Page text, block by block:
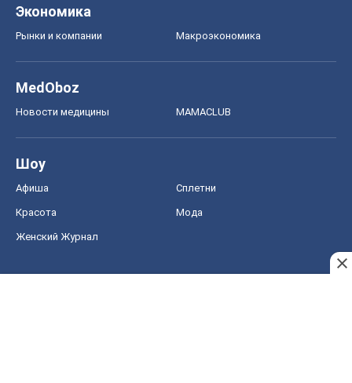
Экономика
Рынки и компании Mакроэкономика
MedOboz
Новости медицины MAMACLUB
Шоу
Афиша Сплетни
Красота Мода
Женский Журнал